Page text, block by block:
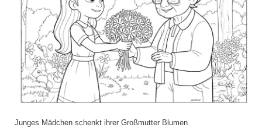
Junges Mädchen schenkt ihrer Großmutter Blumen